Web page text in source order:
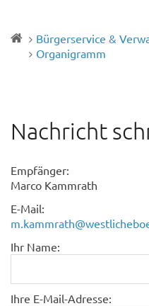
Bürgerservice &
Organigramm
Nachricht
Empfänger:
Marco Kammrath
E-Mail:
Ihr Name:
Ihre E-Mail-Adresse: